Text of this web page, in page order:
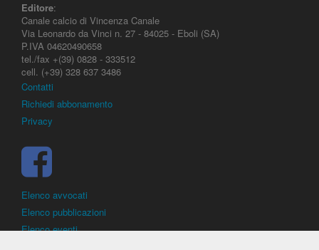
Editore:
Canale calcio di Vincenza Canale
Via Leonardo da Vinci n. 27 - 84025 - Eboli (SA)
P.IVA 04620490658
tel./fax +(39) 0828 - 333512
cell. (+39) 328 637 3486
Contatti
Richiedi abbonamento
Privacy
Elenco avvocati
Elenco pubblicazioni
Elenco eventi